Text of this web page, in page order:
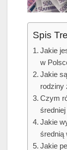
Spis
Jakie
w
Jakie
rodziny
Czym
Jakie
średnią
Jakie